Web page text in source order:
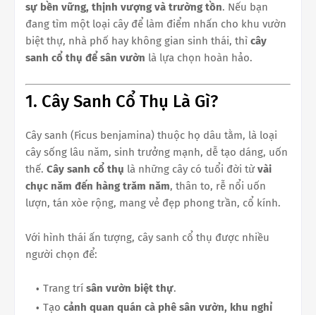
sự bền vững, thịnh vượng và trường tồn. Nếu bạn
đang tìm một loại cây để làm điểm nhấn cho khu vườn
biệt thự, nhà phố hay không gian sinh thái, thì cây
sanh cổ thụ để sân vườn là lựa chọn hoàn hảo.
1. Cây Sanh Cổ Thụ Là Gì?
Cây sanh (Ficus benjamina) thuộc họ dâu tằm, là loại
cây sống lâu năm, sinh trưởng mạnh, dễ tạo dáng, uốn
thế. Cây sanh cổ thụ là những cây có tuổi đời từ vài
chục năm đến hàng trăm năm, thân to, rễ nổi uốn
lượn, tán xòe rộng, mang vẻ đẹp phong trần, cổ kính.
Với hình thái ấn tượng, cây sanh cổ thụ được nhiều
người chọn để:
Trang trí sân vườn biệt thự.
Tạo cảnh quan quán cà phê sân vườn, khu nghỉ